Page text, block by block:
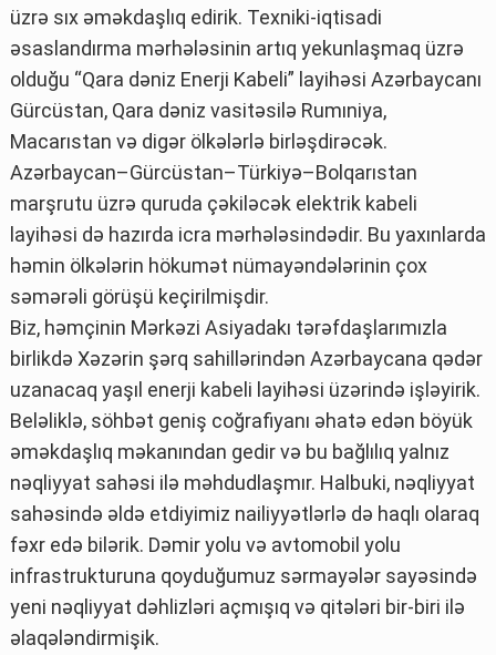
üzrə sıx əməkdaşlıq edirik. Texniki-iqtisadi
əsaslandırma mərhələsinin artıq yekunlaşmaq üzrə
olduğu “Qara dəniz Enerji Kabeli” layihəsi Azərbaycanı
Gürcüstan, Qara dəniz vasitəsilə Rumıniya,
Macarıstan və digər ölkələrlə birləşdirəcək.
Azərbaycan–Gürcüstan–Türkiyə–Bolqarıstan
marşrutu üzrə quruda çəkiləcək elektrik kabeli
layihəsi də hazırda icra mərhələsindədir. Bu yaxınlarda
həmin ölkələrin hökumət nümayəndələrinin çox
səmərəli görüşü keçirilmişdir.
Biz, həmçinin Mərkəzi Asiyadakı tərəfdaşlarımızla
birlikdə Xəzərin şərq sahillərindən Azərbaycana qədər
uzanacaq yaşıl enerji kabeli layihəsi üzərində işləyirik.
Beləliklə, söhbət geniş coğrafiyanı əhatə edən böyük
əməkdaşlıq məkanından gedir və bu bağlılıq yalnız
nəqliyyat sahəsi ilə məhdudlaşmır. Halbuki, nəqliyyat
sahəsində əldə etdiyimiz nailiyyətlərlə də haqlı olaraq
fəxr edə bilərik. Dəmir yolu və avtomobil yolu
infrastrukturuna qoyduğumuz sərmayələr sayəsində
yeni nəqliyyat dəhlizləri açmışıq və qitələri bir-biri ilə
əlaqələndirmişik.